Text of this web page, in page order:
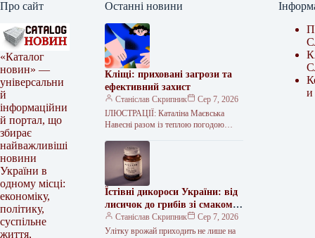
Про сайт
«Каталог
новин» —
універсальни
й
інформаційни
й портал, що
збирає
найважливіші
новини
України в
одному місці:
економіку,
політику,
суспільне
життя,
Останні новини
Кліщі: приховані загрози та
ефективний захист
Станіслав Скрипник
Сер 7, 2026
ІЛЮСТРАЦІЇ: Каталіна Маєвська
Навесні разом із теплою погодою
парках, лісах та інших зелених зонах.
Сьогодні…
Їстівні дикороси України: від
лисичок до грибів зі смаком
лобстера
Станіслав Скрипник
Сер 7, 2026
Улітку врожай приходить не лише на
и